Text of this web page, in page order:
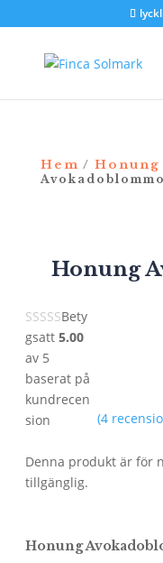
Hem / Honung
Honung
Bety
gsatt 5.00
av 5
baserat på
kundrecen
sion
(4
Denna produkt är för
tillgänglig.
Honung